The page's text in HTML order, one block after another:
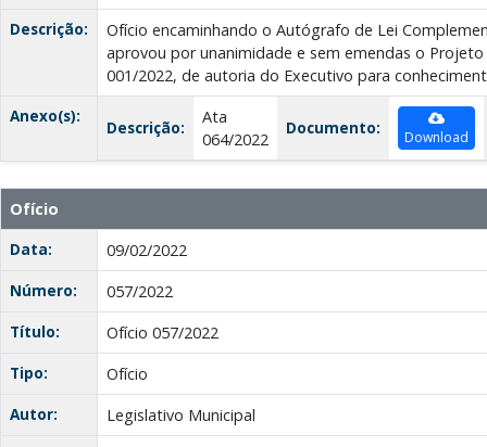
Descrição:
Ofício encaminhando o Autógrafo de Lei
aprovou por unanimidade e sem emendas o
001/2022, de autoria do Executivo para
Anexo(s):
Descrição:
Ata
064/2022
Documento: Download
Ofício
Data:
09/02/2022
Número:
057/2022
Título:
Ofício 057/2022
Tipo:
Ofício
Autor:
Legislativo Municipal